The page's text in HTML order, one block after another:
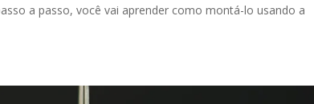
a passo, você vai aprender como montá-lo usando a